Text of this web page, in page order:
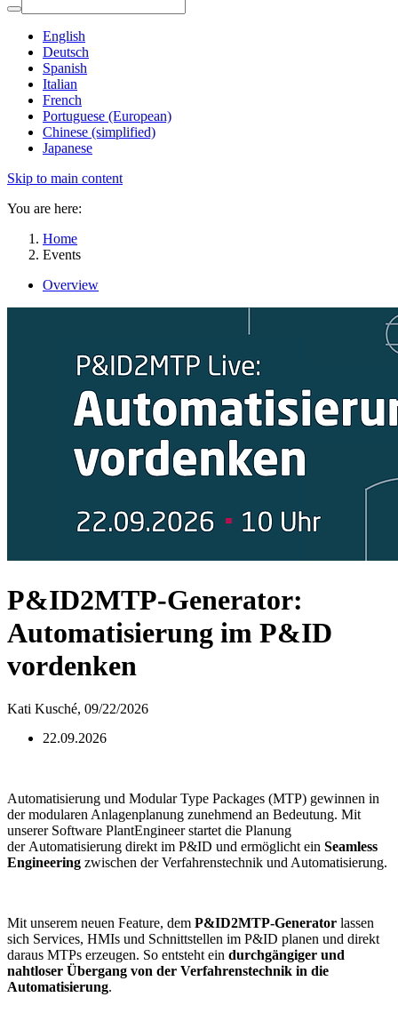
English
Deutsch
Spanish
Italian
French
Portuguese (European)
Chinese (simplified)
Japanese
Skip to main content
You are here:
Home
Events
Overview
P&ID2MTP-Generator:
Automatisierung im P&ID
vordenken
Kati Kusché, 09/22/2026
22.09.2026
Automatisierung und Modular Type Packages (MTP) gewinnen in
der modularen Anlagenplanung zunehmend an Bedeutung. Mit
unserer Software PlantEngineer startet die Planung
der Automatisierung direkt im P&ID und ermöglicht ein Seamless
Engineering zwischen der Verfahrenstechnik und Automatisierung.
Mit unserem neuen Feature, dem P&ID2MTP-Generator lassen
sich Services, HMIs und Schnittstellen im P&ID planen und direkt
daraus MTPs erzeugen. So entsteht ein durchgängiger und
nahtloser Übergang von der Verfahrenstechnik in die
Automatisierung.